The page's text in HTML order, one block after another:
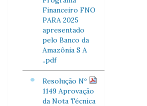
Financeiro FNO
PARA 2025
apresentado
pelo Banco da
Amazônia S A
..pdf
Resolução Nº
1149 Aprovação
da Nota Técnica